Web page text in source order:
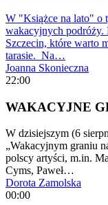
W "Książce na lato" o
wakacyjnych podróży.
Szczecin, które warto
tarasie. Na…
Joanna Skonieczna
22:00
WAKACYJNE
W dzisiejszym (6
„Wakacyjnym graniu
polscy artyści, m.in.
Cyms, Paweł…
Dorota Zamolska
00:00